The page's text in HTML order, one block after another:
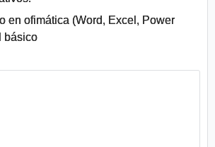
en ofimática (Word, Excel, Power
básico